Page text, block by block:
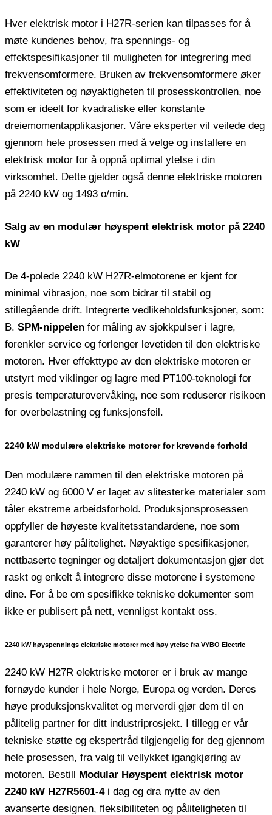
Hver elektrisk motor i H27R-serien kan tilpasses for å
møte kundenes behov, fra spennings- og
effektspesifikasjoner til muligheten for integrering med
frekvensomformere. Bruken av frekvensomformere øker
effektiviteten og nøyaktigheten til prosesskontrollen, noe
som er ideelt for kvadratiske eller konstante
dreiemomentapplikasjoner. Våre eksperter vil veilede deg
gjennom hele prosessen med å velge og installere en
elektrisk motor for å oppnå optimal ytelse i din
virksomhet. Dette gjelder også denne elektriske motoren
på 2240 kW og 1493 o/min.
Salg av en modulær høyspent elektrisk motor på 2240
kW
De 4-polede 2240 kW H27R-elmotorene er kjent for
minimal vibrasjon, noe som bidrar til stabil og
stillegående drift. Integrerte vedlikeholdsfunksjoner, som:
B. SPM-nippelen for måling av sjokkpulser i lagre,
forenkler service og forlenger levetiden til den elektriske
motoren. Hver effekttype av den elektriske motoren er
utstyrt med viklinger og lagre med PT100-teknologi for
presis temperaturovervåking, noe som reduserer risikoen
for overbelastning og funksjonsfeil.
2240 kW modulære elektriske motorer for krevende forhold
Den modulære rammen til den elektriske motoren på
2240 kW og 6000 V er laget av slitesterke materialer som
tåler ekstreme arbeidsforhold. Produksjonsprosessen
oppfyller de høyeste kvalitetsstandardene, noe som
garanterer høy pålitelighet. Nøyaktige spesifikasjoner,
nettbaserte tegninger og detaljert dokumentasjon gjør det
raskt og enkelt å integrere disse motorene i systemene
dine. For å be om spesifikke tekniske dokumenter som
ikke er publisert på nett, vennligst kontakt oss.
2240 kW høyspennings elektriske motorer med høy ytelse fra VYBO Electric
2240 kW H27R elektriske motorer er i bruk av mange
fornøyde kunder i hele Norge, Europa og verden. Deres
høye produksjonskvalitet og merverdi gjør dem til en
pålitelig partner for ditt industriprosjekt. I tillegg er vår
tekniske støtte og ekspertråd tilgjengelig for deg gjennom
hele prosessen, fra valg til vellykket igangkjøring av
motoren. Bestill Modular Høyspent elektrisk motor
2240 kW H27R5601-4i dag og dra nytte av den
avanserte designen, fleksibiliteten og påliteligheten til